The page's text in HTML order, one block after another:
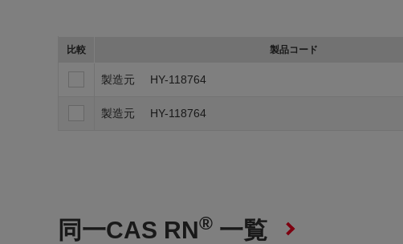
比較 製品コード
製造元 HY-118764
製造元 HY-118764
同一CAS RN® 一覧